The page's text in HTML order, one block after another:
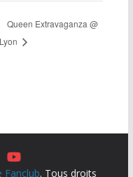
Queen Extravaganza @
Lyon
Fanclub. Tous droits